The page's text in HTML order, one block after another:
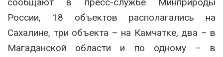
сообщают в пресс-службе Минприроды
России, 18 объектов располагались на
Сахалине, три объекта – на Камчатке, два – в
Магаданской области и по одному – в